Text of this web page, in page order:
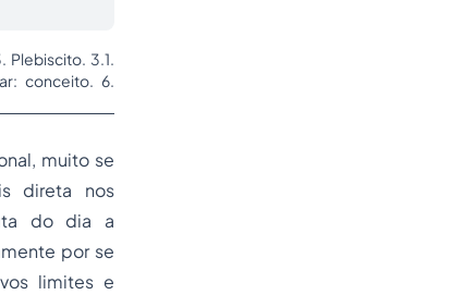
Plebiscito. 3.1.
conceito. 6.
muito se
direta nos
do dia a
por se
limites e